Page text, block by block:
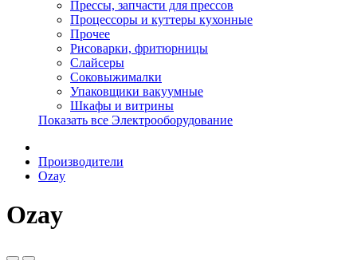
Прессы, запчасти для прессов
Процессоры и куттеры кухонные
Прочее
Рисоварки, фритюрницы
Слайсеры
Соковыжималки
Упаковщики вакуумные
Шкафы и витрины
Показать все Электрооборудование
Производители
Ozay
Ozay